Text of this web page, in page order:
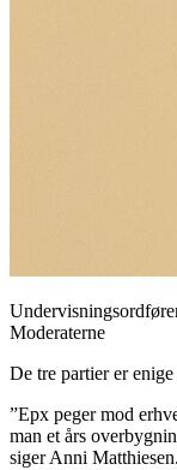
Moderaterne
De tre partier er
”Epx peger mod
man et års
siger Anni Matthiesen.